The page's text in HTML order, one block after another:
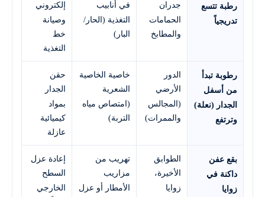
رطبة تتسع
تدريجياً
جدران
الحمامات
والمطابخ
في أنابيب
التغذية (الحار/
البار)
إلكتروني
وصيانة
خط
التغذية
رطوبة تبدأ
من أسفل
الجدار (نعلة)
وترتفع
الدور
الأرضي
(المجالس
والممرات)
خاصية الخاصية
الشعرية
(امتصاص مياه
التربة)
حقن
الجدار
بمواد
كيميائية
عازلة
بقع عفن
داكنة في
زوايا
الطوابق
الأخيرة،
زوايا
تهريب من
مزاريب
الأمطار أو عزل
إعادة عزل
السطح
الخارجي